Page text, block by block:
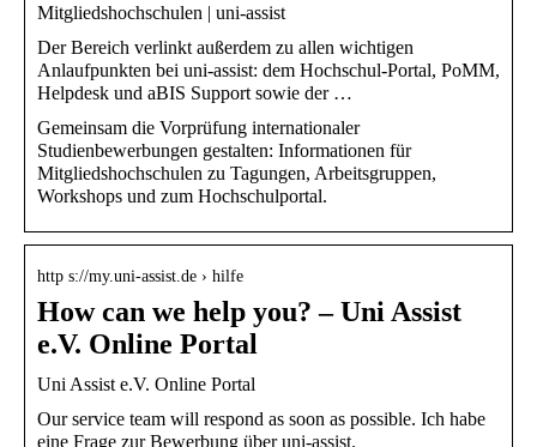
Mitgliedshochschulen | uni-assist
Der Bereich verlinkt außerdem zu allen wichtigen
Anlaufpunkten bei uni-assist: dem Hochschul-Portal, PoMM,
Helpdesk und aBIS Support sowie der …
Gemeinsam die Vorprüfung internationaler
Studienbewerbungen gestalten: Informationen für
Mitgliedshochschulen zu Tagungen, Arbeitsgruppen,
Workshops und zum Hochschulportal.
http s://my.uni-assist.de › hilfe
How can we help you? – Uni Assist
e.V. Online Portal
Uni Assist e.V. Online Portal
Our service team will respond as soon as possible. Ich habe
eine Frage zur Bewerbung über uni-assist.